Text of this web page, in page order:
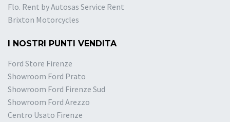
Flo. Rent by Autosas Service Rent
Brixton Motorcycles
I NOSTRI PUNTI VENDITA
Ford Store Firenze
Showroom Ford Prato
Showroom Ford Firenze Sud
Showroom Ford Arezzo
Centro Usato Firenze